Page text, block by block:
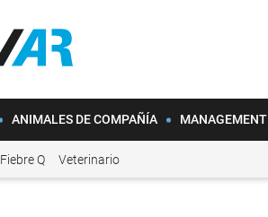
ANIMALES DE COMPAÑÍA MANAGEMENT
Fiebre Q Veterinario